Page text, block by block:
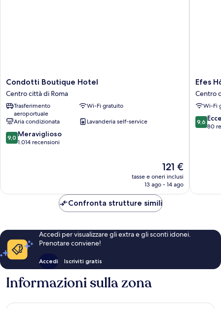
Condotti
Boutique
Hotel
Centro
città
di
Roma
Condotti Boutique Hotel
Centro città di Roma
Trasferimento
aeroportuale
Wi-Fi gratuito
Aria condizionata
Lavanderia self-service
9.0
su
9,0 Meraviglioso
1.014 recensioni
Il
prezzo
attuale
121 €
121 €
tasse e oneri inclusi
13 ago - 14 ago
Efes
Centro
città
di
Roma
Efes
Centro
Wi-Fi
9.6
su
9,6
80
Confronta strutture simili
Accedi per visualizzare gli extra e gli sconti idonei.
Prenotare conviene!
Accedi Iscriviti gratis
Informazioni sulla zona